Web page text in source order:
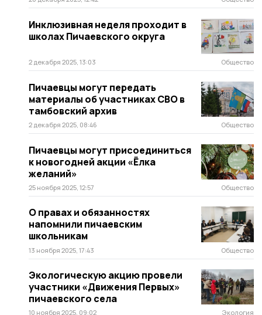
Инклюзивная неделя проходит в
школах Пичаевского округа
2 декабря 2025, 13:03 Общество
Пичаевцы могут передать
материалы об участниках СВО в
тамбовский архив
2 декабря 2025, 08:46 Общество
Пичаевцы могут присоединиться
к новогодней акции «Ёлка
желаний»
25 ноября 2025, 12:57 Общество
О правах и обязанностях
напомнили пичаевским
школьникам
13 ноября 2025, 17:43 Общество
Экологическую акцию провели
участники «Движения Первых»
пичаевского села
10 ноября 2025, 09:02 Экология